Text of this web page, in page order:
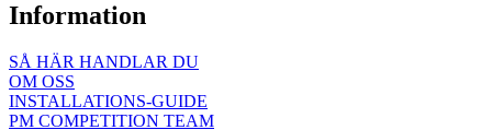
Information
SÅ HÄR HANDLAR DU
OM OSS
INSTALLATIONS-GUIDE
PM COMPETITION TEAM